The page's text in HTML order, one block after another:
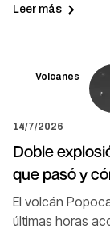
Leer más
Volcanes
14/7/2026
Doble
que pasó y
El volcán
últimas horas